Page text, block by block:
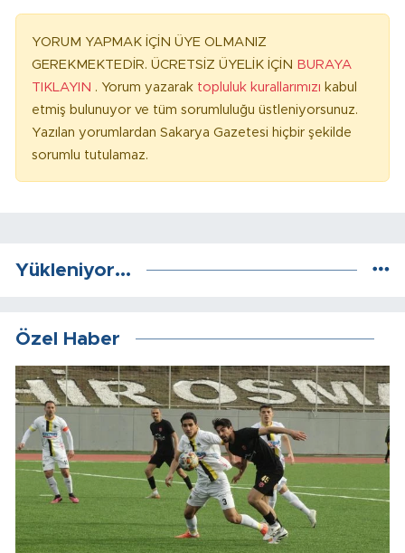
YORUM YAPMAK İÇİN ÜYE OLMANIZ
GEREKMEKTEDİR. ÜCRETSİZ ÜYELİK İÇİN BURAYA
TIKLAYIN . Yorum yazarak topluluk kurallarımızı kabul
etmiş bulunuyor ve tüm sorumluluğu üstleniyorsunuz.
Yazılan yorumlardan Sakarya Gazetesi hiçbir şekilde
sorumlu tutulamaz.
Yükleniyor...
Özel Haber